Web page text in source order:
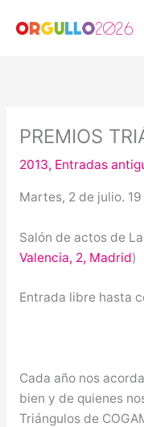
PREMIOS
2013, Entradas
Martes, 2 de julio. 19
Salón de actos de
Valencia, 2, Madrid)
Entrada libre hasta
Cada año nos
bien y de quienes
Triángulos de